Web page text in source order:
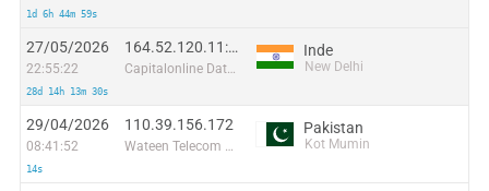
1d 6h 44m 59s
27/05/2026
22:55:22
28d 14h 13m 30s
164.52.120.11:27239
Capitalonline Data Service (HK) Co
Inde
New Delhi
29/04/2026
08:41:52
14s
110.39.156.172
Wateen Telecom Limited
Pakistan
Kot Mumin